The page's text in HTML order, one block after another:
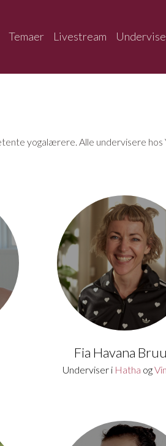
Temaer Livestream
yogalærere. Alle undervisere
Fia Havana
Underviser i Hatha og